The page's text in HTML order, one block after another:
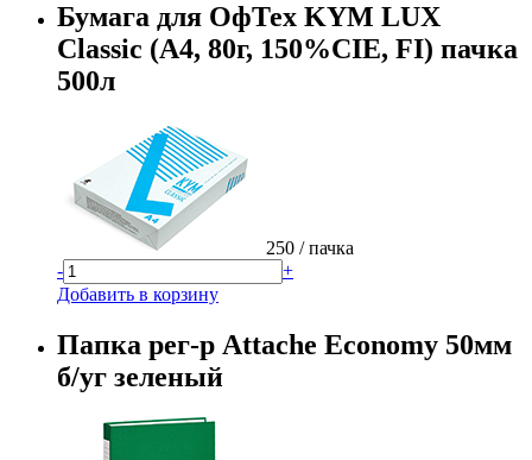
Бумага для ОфТех KYM LUX
Classic (А4, 80г, 150%CIE, FI) пачка
500л
250 / пачка
-
+
Добавить в корзину
Папка рег-р Attache Economy 50мм
б/уг зеленый